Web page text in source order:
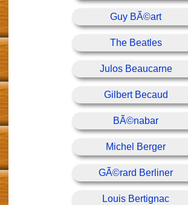
Guy BÃ©art
The Beatles
Julos Beaucarne
Gilbert Becaud
BÃ©nabar
Michel Berger
GÃ©rard Berliner
Louis Bertignac